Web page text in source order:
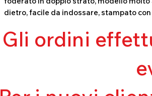
dietro, facile da indossare, stampato
Gli ordini